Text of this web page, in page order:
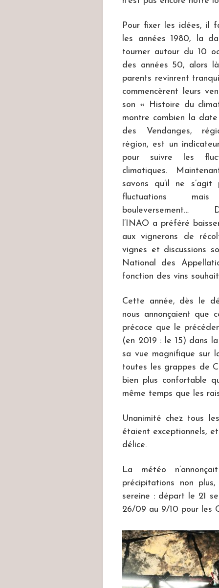
Pour fixer les idées, il
les années 1980, la
tourner autour du 10
des années 50, alors
parents revinrent
commencèrent leurs
son « Histoire du
montre combien la
des Vendanges,
région, est un
pour suivre les
climatiques.
savons qu’il ne s’agit
fluctuations
bouleversement…
l’INAO a préféré
aux vignerons de
vignes et discussions
National des
fonction des vins
Cette année, dès le
nous annonçaient que
précoce que le
(en 2019 : le 15) dans
sa vue magnifique sur
toutes les grappes de
bien plus confortable
même temps que les
Unanimité chez tous
étaient exceptionnels,
délice.
La météo
précipitations non
sereine : départ le 21
26/09 au 9/10 pour les